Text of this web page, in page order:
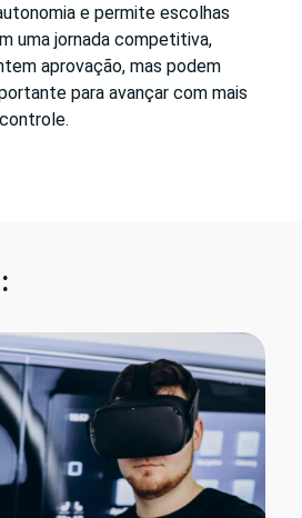
e permite escolhas
uma jornada competitiva,
aprovação, mas podem
para avançar com mais